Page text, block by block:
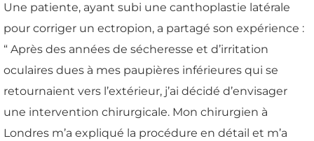
Une patiente, ayant subi une canthoplastie latérale
pour corriger un ectropion, a partagé son expérience :
“ Après des années de sécheresse et d’irritation
oculaires dues à mes paupières inférieures qui se
retournaient vers l’extérieur, j’ai décidé d’envisager
une intervention chirurgicale. Mon chirurgien à
Londres m’a expliqué la procédure en détail et m’a